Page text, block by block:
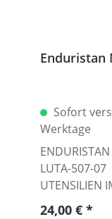
Enduristan
Sofort
Werktage
LUTA-507-07
UTENSILIEN
ein
Regulärer
24,00 €